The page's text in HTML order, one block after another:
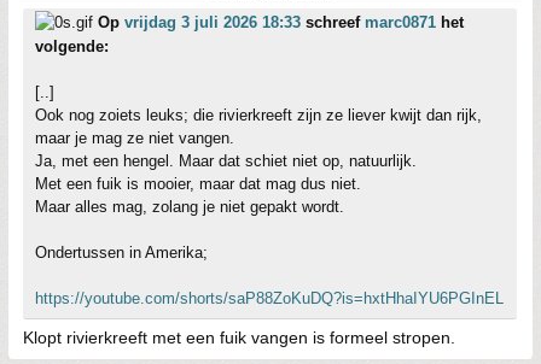
Op vrijdag 3 juli 2026 18:33 schreef marc0871 het
volgende:
[..]
Ook nog zoiets leuks; die rivierkreeft zijn ze liever kwijt dan rijk,
maar je mag ze niet vangen.
Ja, met een hengel. Maar dat schiet niet op, natuurlijk.
Met een fuik is mooier, maar dat mag dus niet.
Maar alles mag, zolang je niet gepakt wordt.
Ondertussen in Amerika;
https://youtube.com/shorts/saP88ZoKuDQ?is=hxtHhaIYU6PGInEL
Klopt rivierkreeft met een fuik vangen is formeel stropen.